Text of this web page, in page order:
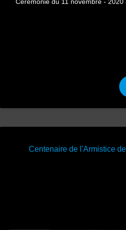
Centenaire de l'Armistice